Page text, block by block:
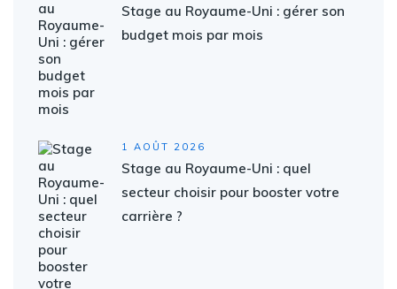
Stage au Royaume-Uni : gérer son
budget mois par mois
1 AOÛT 2026
Stage au Royaume-Uni : quel
secteur choisir pour booster votre
carrière ?